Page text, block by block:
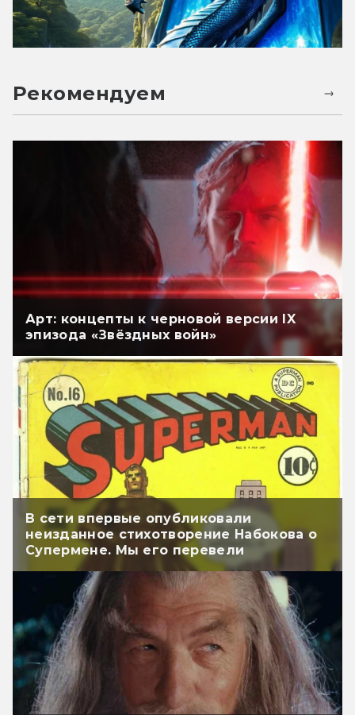
Рекомендуем
Арт: концепты к черновой версии IX
эпизода «Звёздных войн»
В сети впервые опубликовали
неизданное стихотворение Набокова о
Супермене. Мы его перевели